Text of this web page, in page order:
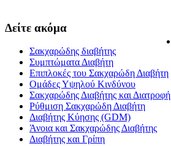
Δείτε ακόμα
Σακχαρώδης διαβήτης
Συμπτώματα Διαβήτη
Επιπλοκές του Σακχαρώδη Διαβήτη
Oμάδες Υψηλού Κινδύνου
Σακχαρώδης Διαβήτης και Διατροφή
Ρύθμιση Σακχαρώδη Διαβήτη
Διαβήτης Κύησης (GDM)
Άνοια και Σακχαρώδης Διαβήτης
Διαβήτης και Γρίπη